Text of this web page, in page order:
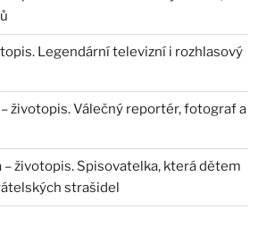
Legendární televizní i rozhlasový
životopis. Válečný reportér, fotograf a
– životopis. Spisovatelka, která dětem
strašidel